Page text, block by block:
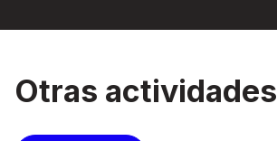
Otras actividades